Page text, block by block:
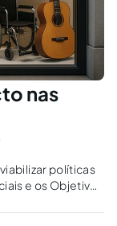
nas
políticas
e os Objetivos
público?